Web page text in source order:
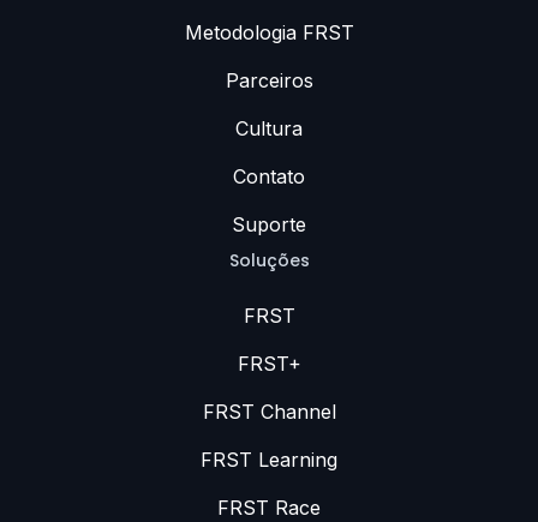
Metodologia FRST
Parceiros
Cultura
Contato
Suporte
Soluções
FRST
FRST+
FRST Channel
FRST Learning
FRST Race